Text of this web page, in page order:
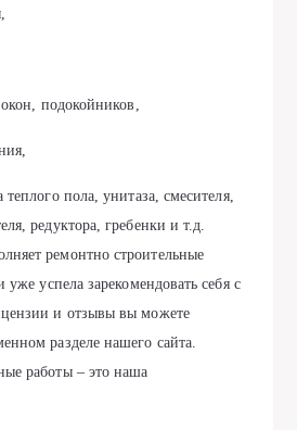
подокойников,
теплого пола, унитаза, смесителя,
редуктора, гребенки и т.д.
ремонтно строительные
уже успела зарекомендовать себя с
и отзывы вы можете
разделе нашего сайта.
работы – это наша